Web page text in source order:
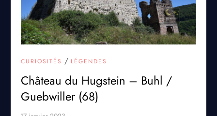
CURIOSITÉS / LÉGENDES
Château du Hugstein – Buhl /
Guebwiller (68)